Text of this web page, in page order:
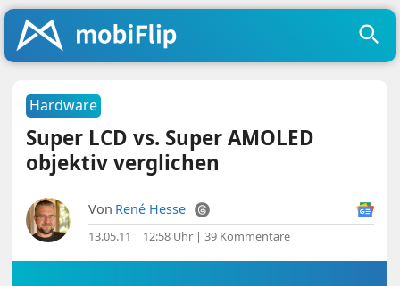
Hardware
Super LCD vs. Super AMOLED
objektiv verglichen
Von René Hesse
13.05.11 | 12:58 Uhr |39 Kommentare